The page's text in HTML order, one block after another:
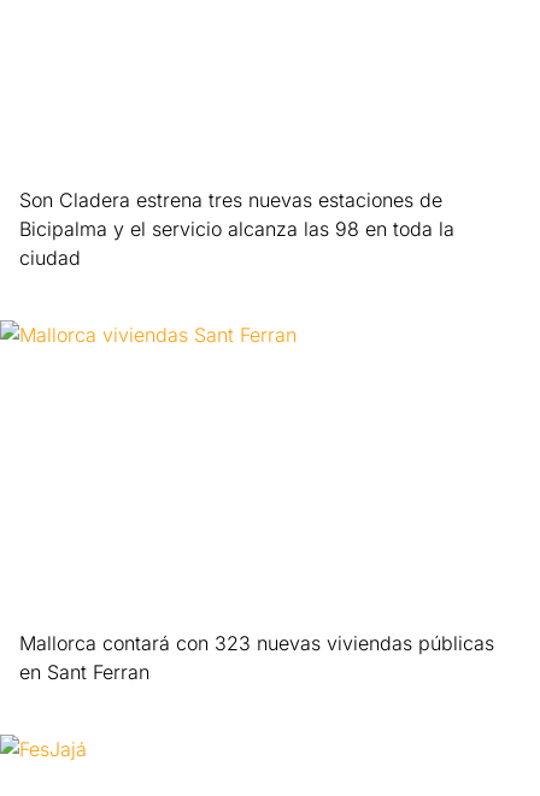
Son Cladera estrena tres nuevas estaciones de
Bicipalma y el servicio alcanza las 98 en toda la
ciudad
Mallorca contará con 323 nuevas viviendas públicas
en Sant Ferran